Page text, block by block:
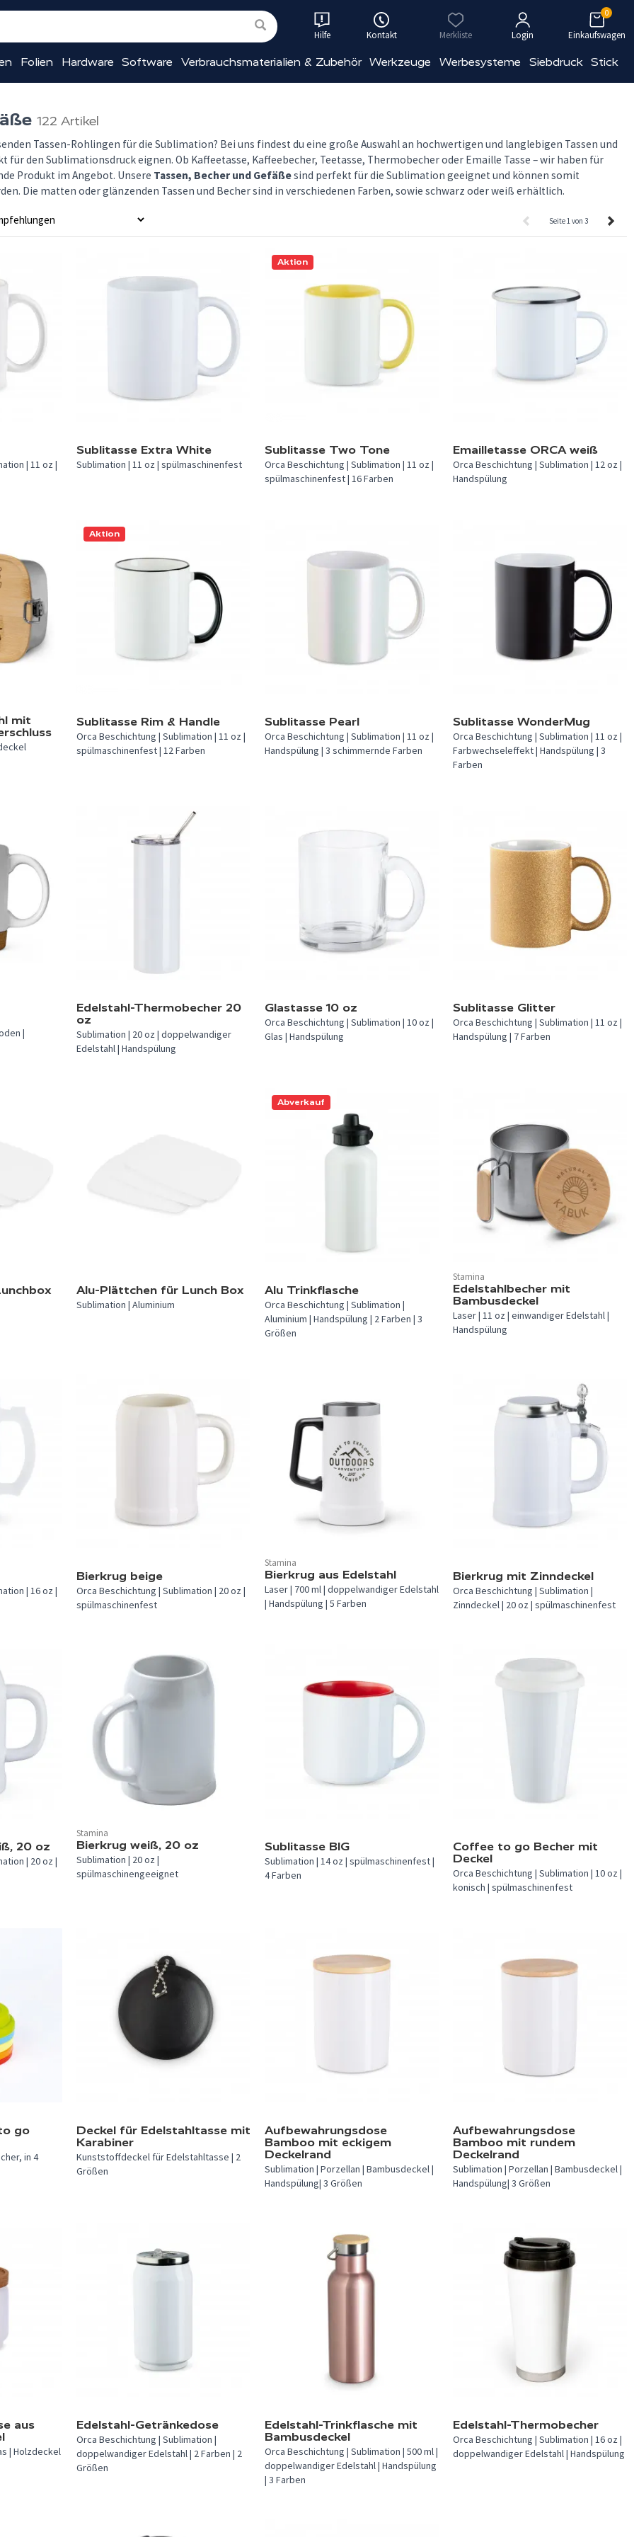
Hilfe Kontakt Merkliste Login Einkaufswagen
0
Folien Hardware Software Verbrauchsmaterialien & Zubehör Werkzeuge Werbesysteme Siebdruck Stick
122 Artikel
Tassen-Rohlingen für die Sublimation? Bei uns findest du eine große Auswahl an hochwertigen und langlebigen Tassen und
für den Sublimationsdruck eignen. Ob Kaffeetasse, Kaffeebecher, Teetasse, Thermobecher oder Emaille Tasse – wir haben für
Produkt im Angebot. Unsere Tassen, Becher und Gefäßesind perfekt für die Sublimation geeignet und können somit
Die matten oder glänzenden Tassen und Becher sind in verschiedenen Farben, sowie schwarz oder weiß erhältlich.
Seite 1 von 3
| 11 oz |
In 1 Farbe verfügbar.
Sublitasse Extra White
Sublimation | 11 oz | spülmaschinenfest
Aktion
Sublitasse Two Tone
Orca Beschichtung | Sublimation | 11 oz |
spülmaschinenfest | 16 Farben
In 1 Farbe verfügbar.
Emailletasse ORCA weiß
Orca Beschichtung | Sublimation | 12 oz |
Handspülung
mit
Aktion
Sublitasse Rim & Handle
Orca Beschichtung | Sublimation | 11 oz |
spülmaschinenfest | 12 Farben
In 3 Farben verfügbar.
Sublitasse Pearl
Orca Beschichtung | Sublimation | 11 oz |
Handspülung | 3 schimmernde Farben
In 3 Farben verfügbar.
Sublitasse WonderMug
Orca Beschichtung | Sublimation | 11 oz |
Farbwechseleffekt | Handspülung | 3
Farben
|
In 2 Farben verfügbar.
Edelstahl-Thermobecher 20
oz
Sublimation | 20 oz | doppelwandiger
Edelstahl | Handspülung
In 2 Farben verfügbar.
Glastasse 10 oz
Orca Beschichtung | Sublimation | 10 oz |
Glas | Handspülung
In 7 Farben verfügbar.
Sublitasse Glitter
Orca Beschichtung | Sublimation | 11 oz |
Handspülung | 7 Farben
In 1 Farbe verfügbar.
Alu-Plättchen für Lunch Box
Sublimation | Aluminium
In 2 Farben verfügbar.
Abverkauf
Alu Trinkflasche
Orca Beschichtung | Sublimation |
Aluminium | Handspülung | 2 Farben | 3
Größen
In 1 Farbe verfügbar.
Stamina
Edelstahlbecher mit
Bambusdeckel
Laser | 11 oz | einwandiger Edelstahl |
Handspülung
| 16 oz |
In 1 Farbe verfügbar.
Bierkrug beige
Orca Beschichtung | Sublimation | 20 oz |
spülmaschinenfest
In 5 Farben verfügbar.
Stamina
Bierkrug aus Edelstahl
Laser | 700 ml | doppelwandiger Edelstahl
| Handspülung | 5 Farben
In 1 Farbe verfügbar.
Bierkrug mit Zinndeckel
Orca Beschichtung | Sublimation |
Zinndeckel | 20 oz | spülmaschinenfest
20 oz
| 20 oz |
In 1 Farbe verfügbar.
Stamina
Bierkrug weiß, 20 oz
Sublimation | 20 oz |
spülmaschinengeeignet
In 4 Farben verfügbar.
Sublitasse BIG
Sublimation | 14 oz | spülmaschinenfest |
4 Farben
In 1 Farbe verfügbar.
Coffee to go Becher mit
Deckel
Orca Beschichtung | Sublimation | 10 oz |
konisch | spülmaschinenfest
go
in 4
In 1 Farbe verfügbar.
Deckel für Edelstahltasse mit
Karabiner
Kunststoffdeckel für Edelstahltasse | 2
Größen
Aufbewahrungsdose
Bamboo mit eckigem
Deckelrand
Sublimation | Porzellan | Bambusdeckel |
Handspülung| 3 Größen
Aufbewahrungsdose
Bamboo mit rundem
Deckelrand
Sublimation | Porzellan | Bambusdeckel |
Handspülung| 3 Größen
aus
| Holzdeckel
In 2 Farben verfügbar.
Edelstahl-Getränkedose
Orca Beschichtung | Sublimation |
doppelwandiger Edelstahl | 2 Farben | 2
Größen
In 3 Farben verfügbar.
Edelstahl-Trinkflasche mit
Bambusdeckel
Orca Beschichtung | Sublimation | 500 ml |
doppelwandiger Edelstahl | Handspülung
| 3 Farben
In 2 Farben verfügbar.
Edelstahl-Thermobecher
Orca Beschichtung | Sublimation | 16 oz |
doppelwandiger Edelstahl | Handspülung